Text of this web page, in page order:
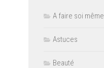
A faire soi même
Astuces
Beauté